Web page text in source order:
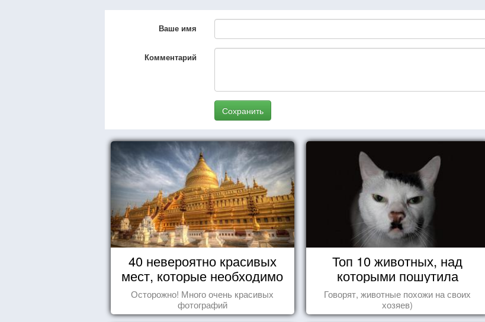
Ваше имя
Комментарий
Сохранить
40 невероятно красивых
мест, которые необходимо
увидеть пока вы живы
Осторожно! Много очень красивых
фотографий
Топ 10 животных, над
которыми пошутила
природа
Говорят, животные похожи на своих
хозяев)